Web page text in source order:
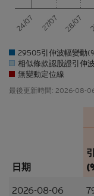
擁有人絕不承擔
禁於適用法律或
的地區複製、
到美國或直接或
見1933年美國《
的法律及法規，
設， 閣下不應
並非邀約/意見/
本香港網站所
成或組成購買、
網站所提述或所
的一項（或其中
24/07 27/07 28/07
29505引伸波幅變動
相似條款認股證引伸
無變動定位線
最後更新時間: 2026-08-
日期
2026-08-06